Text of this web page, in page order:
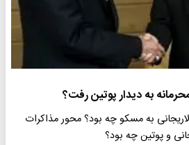
به دیدار پوتین رفت؟
به مسکو چه بود؟ محور مذاکرات
و پوتین چه بود؟